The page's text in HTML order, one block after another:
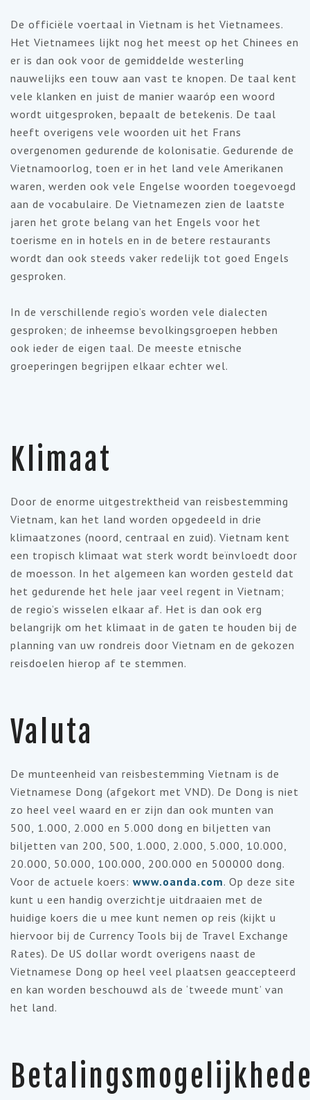
De officiële voertaal in Vietnam is het Vietnamees.
Het Vietnamees lijkt nog het meest op het Chinees en
er is dan ook voor de gemiddelde westerling
nauwelijks een touw aan vast te knopen. De taal kent
vele klanken en juist de manier waaróp een woord
wordt uitgesproken, bepaalt de betekenis. De taal
heeft overigens vele woorden uit het Frans
overgenomen gedurende de kolonisatie. Gedurende de
Vietnamoorlog, toen er in het land vele Amerikanen
waren, werden ook vele Engelse woorden toegevoegd
aan de vocabulaire. De Vietnamezen zien de laatste
jaren het grote belang van het Engels voor het
toerisme en in hotels en in de betere restaurants
wordt dan ook steeds vaker redelijk tot goed Engels
gesproken.
In de verschillende regio’s worden vele dialecten
gesproken; de inheemse bevolkingsgroepen hebben
ook ieder de eigen taal. De meeste etnische
groeperingen begrijpen elkaar echter wel.
Klimaat
Door de enorme uitgestrektheid van reisbestemming
Vietnam, kan het land worden opgedeeld in drie
klimaatzones (noord, centraal en zuid). Vietnam kent
een tropisch klimaat wat sterk wordt beïnvloedt door
de moesson. In het algemeen kan worden gesteld dat
het gedurende het hele jaar veel regent in Vietnam;
de regio’s wisselen elkaar af. Het is dan ook erg
belangrijk om het klimaat in de gaten te houden bij de
planning van uw rondreis door Vietnam en de gekozen
reisdoelen hierop af te stemmen.
Valuta
De munteenheid van reisbestemming Vietnam is de
Vietnamese Dong (afgekort met VND). De Dong is niet
zo heel veel waard en er zijn dan ook munten van
500, 1.000, 2.000 en 5.000 dong en biljetten van
biljetten van 200, 500, 1.000, 2.000, 5.000, 10.000,
20.000, 50.000, 100.000, 200.000 en 500000 dong.
Voor de actuele koers: www.oanda.com. Op deze site
kunt u een handig overzichtje uitdraaien met de
huidige koers die u mee kunt nemen op reis (kijkt u
hiervoor bij de Currency Tools bij de Travel Exchange
Rates). De US dollar wordt overigens naast de
Vietnamese Dong op heel veel plaatsen geaccepteerd
en kan worden beschouwd als de ‘tweede munt’ van
het land.